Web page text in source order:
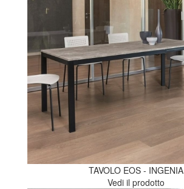
TAVOLO EOS - INGENIA
Vedi il prodotto